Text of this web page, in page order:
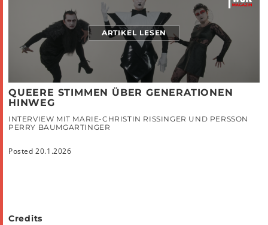
ARTIKEL LESEN
QUEERE STIMMEN ÜBER GENERATIONEN
HINWEG
INTERVIEW MIT MARIE-CHRISTIN RISSINGER UND PERSSON
PERRY BAUMGARTINGER
Posted 20.1.2026
Credits